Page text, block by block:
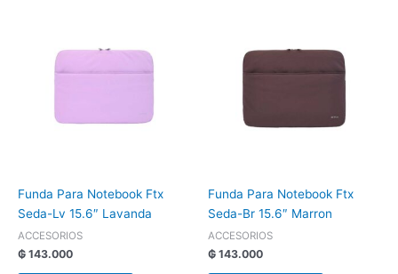
Funda Para Notebook Ftx
Seda-Lv 15.6″ Lavanda
ACCESORIOS
₲ 143.000
Funda Para Notebook Ftx
Seda-Br 15.6″ Marron
ACCESORIOS
₲ 143.000